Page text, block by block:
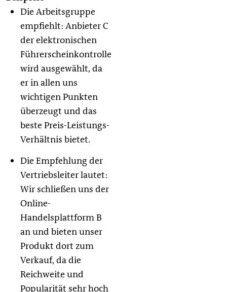
Die Arbeitsgruppe
empfiehlt: Anbieter C
der elektronischen
Führerscheinkontrolle
wird ausgewählt, da
er in allen uns
wichtigen Punkten
überzeugt und das
beste Preis-Leistungs-
Verhältnis bietet.
Die Empfehlung der
Vertriebsleiter lautet:
Wir schließen uns der
Online-
Handelsplattform B
an und bieten unser
Produkt dort zum
Verkauf, da die
Reichweite und
Popularität sehr hoch